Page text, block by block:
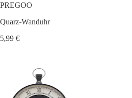
PREGOO
Quarz-Wanduhr
5,99 €